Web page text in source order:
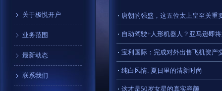
关于极悦开户
业务范围
最新动态
联系我们
自动驾驶+人形机器人？亚马逊即
宝利国际：完成对外出售飞机资产
纯白风情: 夏日里的清新时尚
这才是50岁女星的真实容颜